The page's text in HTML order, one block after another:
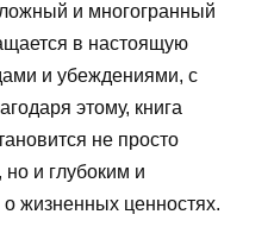
и многогранный
в настоящую
и убеждениями, с
этому, книга
не просто
и глубоким и
жизненных ценностях.